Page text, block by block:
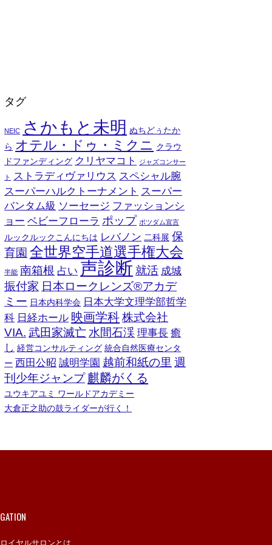
タグ
NEIC さかもと未明 ぬちどぅたか
ら オテル・ドゥ・ミクニ クラウ
ドファンディング クリヤマコト ジャズコンサー
ト ストラディヴァリウス スペシャル腕
スーパーハルクトーナメント スーパー
バンタム級 ソーセージ ファッションシ
ョー ベビーフローラ ポップ ポツダム宣言
ルックルックこんにちは レバノン 二科展 保
育園 全世界空手道選手権大会
半能 南箱根 占い 声診断 就活 成城
振付家 日本ロークレンズ®︎アカデ
ミー 日本内科学会 日本大学文理学部哲学
科 日経ホール 映画学科株式会社
VIA. 武田家滅亡 水間石渓 理事長 癒
し 経営コンサルティング 統合自然医療センタ
ー 西田公昭 誠明学園 越前和紙の里 週
刊少年ジャンプ 麒麟がくる
ユウキアユミ ワールドアカデミー
大倉正之助の鼓ライダーが行く！
イヤルサロンとは